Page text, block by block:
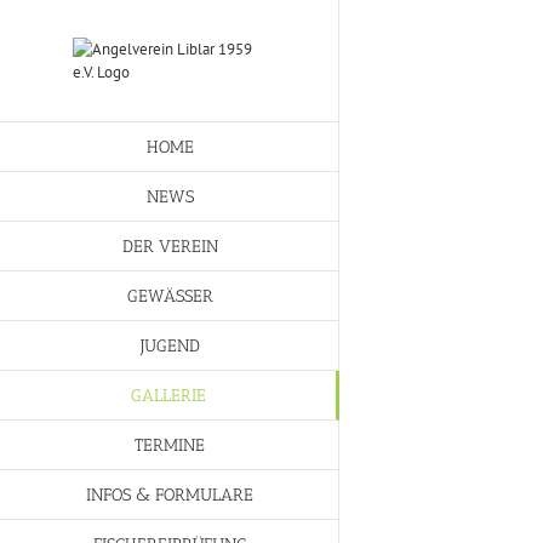
HOME
NEWS
DER VEREIN
GEWÄSSER
JUGEND
GALLERIE
TERMINE
INFOS & FORMULARE